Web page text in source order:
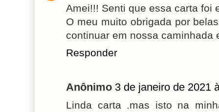
Amei!!! Senti que essa carta foi
O meu muito obrigada por
continuar em nossa caminhada
Responder
Anônimo 3 de janeiro de 2021
Linda carta .mas isto na